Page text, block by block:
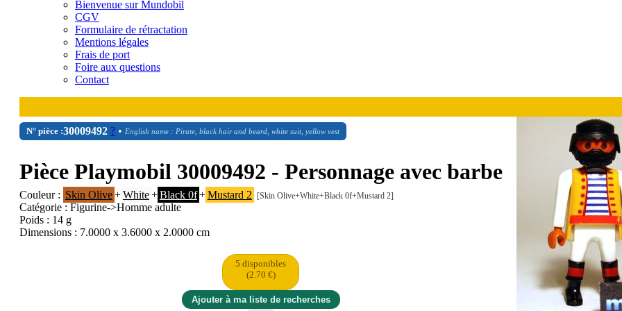
Bienvenue sur Mundobil
CGV
Formulaire de rétractation
Mentions légales
Frais de port
Foire aux questions
Contact
N° pièce :30009492 ?• English name : Pirate, black hair and beard, white suit, yellow vest
Pièce Playmobil 30009492 - Personnage avec barbe
Couleur : Skin Olive+White+Black 0f+Mustard 2 [Skin Olive+White+Black 0f+Mustard 2]
Catégorie : Figurine->Homme adulte
Poids : 14 g
Dimensions : 7.0000 x 3.6000 x 2.0000 cm
5 disponibles
(2.70 €)